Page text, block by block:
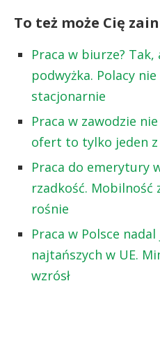
To też może Cię
Praca w biurze?
podwyżka. Polacy
stacjonarnie
Praca w zawodzie
ofert to tylko jeden
Praca do emerytury
rzadkość. Mobilność
rośnie
Praca w Polsce
najtańszych w UE.
wzrósł